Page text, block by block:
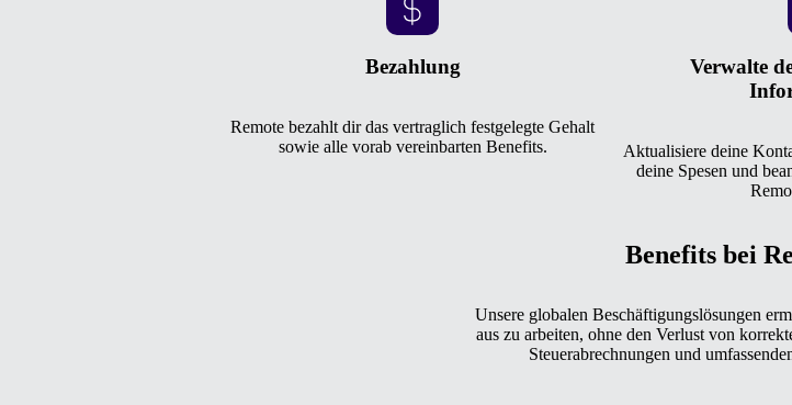
Bezahlung
Remote bezahlt dir das vertraglich festgelegte Gehalt
sowie alle vorab vereinbarten Benefits.
Verwalte
Aktualisiere deine
deine Spesen und
Benefits bei
Unsere globalen Beschäftigungslösungen
aus zu arbeiten, ohne den Verlust von
Steuerabrechnungen und